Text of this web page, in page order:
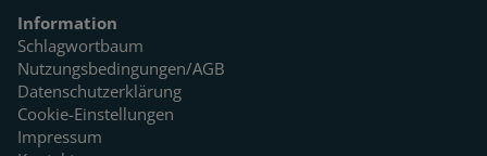
Information
Schlagwortbaum
Nutzungsbedingungen/AGB
Datenschutzerklärung
Cookie-Einstellungen
Impressum